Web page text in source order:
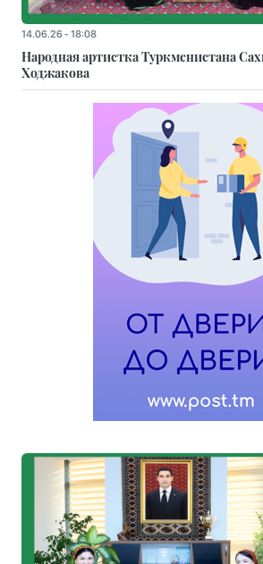
14.06.26 - 18:08
Народная артистка Туркменистана
Ходжакова